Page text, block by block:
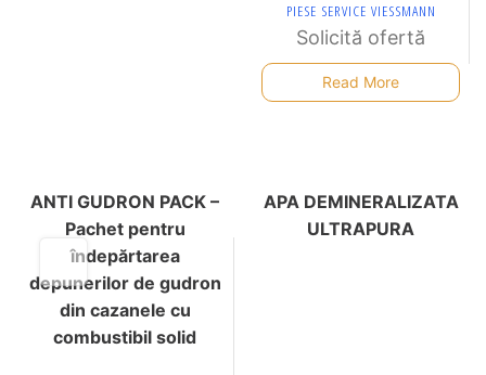
PIESE SERVICE VIESSMANN
Solicită ofertă
Read More
ANTI GUDRON PACK –
Pachet pentru
îndepărtarea
depunerilor de gudron
din cazanele cu
combustibil solid
APA DEMINERALIZATA
ULTRAPURA